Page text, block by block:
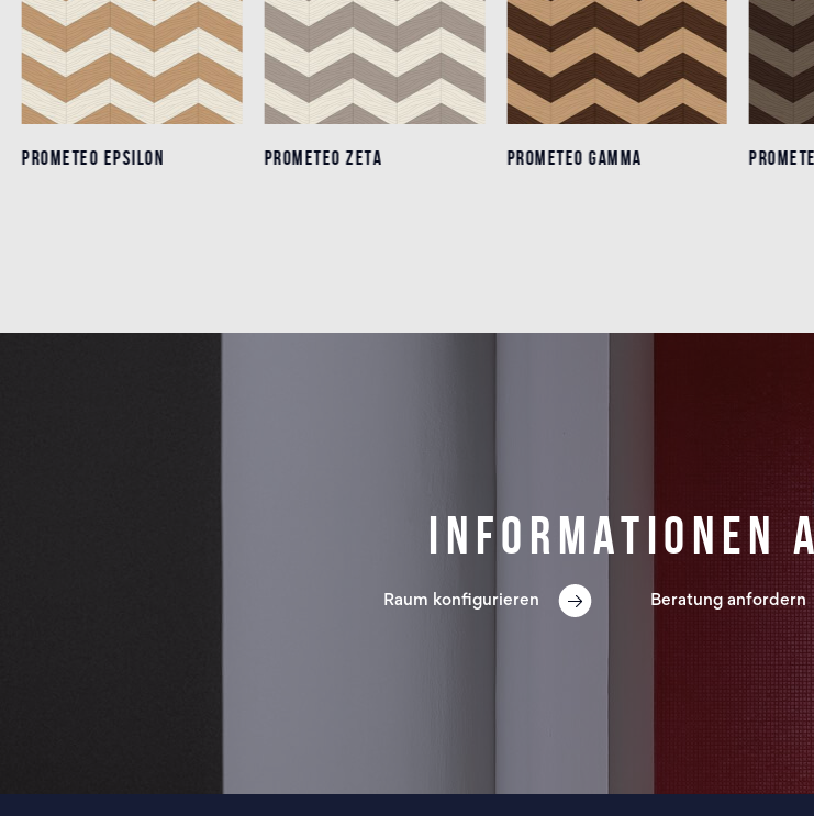
PROMETEO EPSILON
PROMETEO EPSILON PROMETEO ZETA
PROMETEO ZETA PROMETEO GAMMA
PROMETEO GAMMA
Informationen
Raum konfigurieren Beratung anfordern